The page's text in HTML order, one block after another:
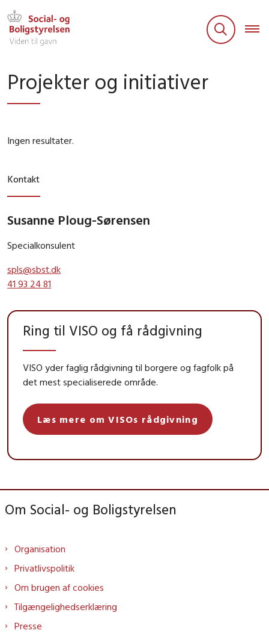
Projekter og initiativer
Ingen resultater.
Kontakt
Susanne Ploug-Sørensen
Specialkonsulent
spls@sbst.dk
41 93 24 81
Ring til VISO og få rådgivning
VISO yder faglig rådgivning til borgere og fagfolk på
det mest specialiserede område.
Læs mere om VISOs rådgivning
Om Social- og Boligstyrelsen
Organisation
Privatlivspolitik
Om brugen af cookies
Tilgængelighedserklæring
Presse